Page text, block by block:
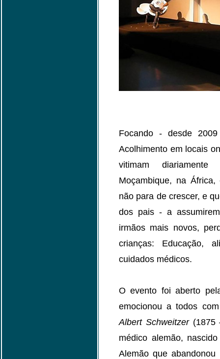
Focando - desde
Acolhimento em locais
vitimam
Moçambique, na
não para de crescer, e
dos pais - a
irmãos mais novos,
crianças: Educação,
cuidados médicos.
O evento foi aberto
emocionou a todos
Albert Schweitzer(1875
médico alemão,
Alemão que